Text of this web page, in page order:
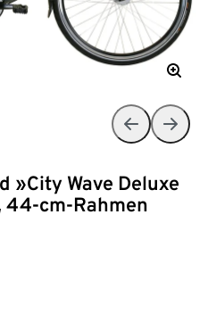
»City Wave Deluxe
44-cm-Rahmen